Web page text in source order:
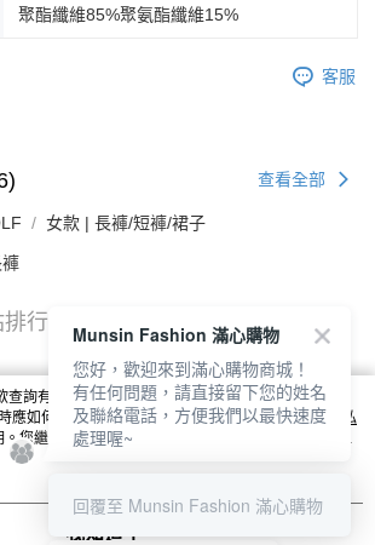
聚酯纖維85%聚氨酯纖維15%
客服
查看全部
女款 | 長褲/短褲/裙子
排行
詢有關本網站使用 cookie 方式之詳情，及若您不希
應如何變更電腦的 cookie 設定，請參閱本網站「
隱私
。您繼續使用本網站即表示您同意本公司得按本網站使
cookie。
我知道了
Munsin Fashion 滿心購物
您好，歡迎來到滿心購物商城！
有任何問題，請直接留下您的姓名
及聯絡電話，方便我們以最快速度
處理喔~
回覆至 Munsin Fashion 滿心購物